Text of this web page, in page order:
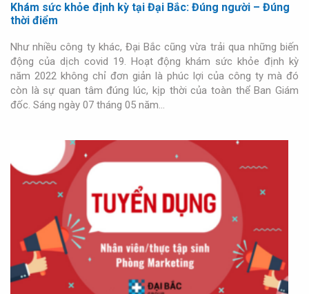
Khám sức khỏe định kỳ tại Đại Bắc: Đúng người – Đúng
thời điểm
Như nhiều công ty khác, Đại Bắc cũng vừa trải qua những biến
động của dịch covid 19. Hoạt động khám sức khỏe định kỳ
năm 2022 không chỉ đơn giản là phúc lợi của công ty mà đó
còn là sự quan tâm đúng lúc, kịp thời của toàn thể Ban Giám
đốc. Sáng ngày 07 tháng 05 năm…